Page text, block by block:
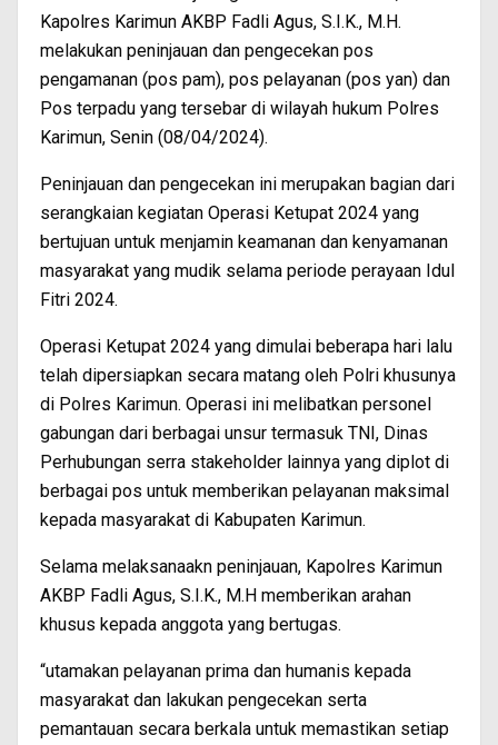
Kapolres Karimun AKBP Fadli Agus, S.I.K., M.H.
melakukan peninjauan dan pengecekan pos
pengamanan (pos pam), pos pelayanan (pos yan) dan
Pos terpadu yang tersebar di wilayah hukum Polres
Karimun, Senin (08/04/2024).
Peninjauan dan pengecekan ini merupakan bagian dari
serangkaian kegiatan Operasi Ketupat 2024 yang
bertujuan untuk menjamin keamanan dan kenyamanan
masyarakat yang mudik selama periode perayaan Idul
Fitri 2024.
Operasi Ketupat 2024 yang dimulai beberapa hari lalu
telah dipersiapkan secara matang oleh Polri khusunya
di Polres Karimun. Operasi ini melibatkan personel
gabungan dari berbagai unsur termasuk TNI, Dinas
Perhubungan serra stakeholder lainnya yang diplot di
berbagai pos untuk memberikan pelayanan maksimal
kepada masyarakat di Kabupaten Karimun.
Selama melaksanaakn peninjauan, Kapolres Karimun
AKBP Fadli Agus, S.I.K., M.H memberikan arahan
khusus kepada anggota yang bertugas.
“utamakan pelayanan prima dan humanis kepada
masyarakat dan lakukan pengecekan serta
pemantauan secara berkala untuk memastikan setiap